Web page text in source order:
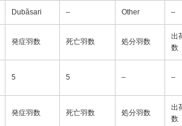
Dubăsari – Other –
発症羽数 死亡羽数 処分羽数
出
数
5 5 – –
発症羽数 死亡羽数 処分羽数
出
数